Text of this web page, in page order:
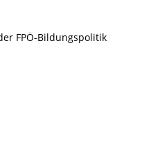
FPÖ-Bildungspolitik